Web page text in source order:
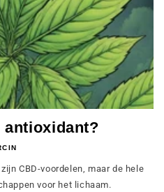
antioxidant?
CBD-voordelen, maar de hele
voor het lichaam.